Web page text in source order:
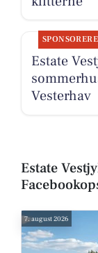
Estate
Vesterhav
Estate
7. august 2026